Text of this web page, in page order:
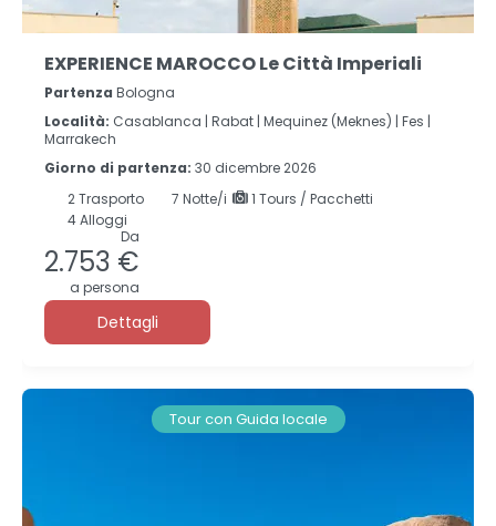
EXPERIENCE MAROCCO Le Città Imperiali
Partenza Bologna
Località: Casablanca | Rabat | Mequinez (Meknes) | Fes |
Marrakech
Giorno di partenza: 30 dicembre 2026
2Trasporto 7 Notte/i
1 Tours / Pacchetti
4 Alloggi
Da
2.753 €
a persona
Dettagli
Tour con Guida locale